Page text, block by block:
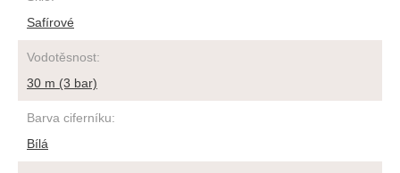
Safírové
Vodotěsnost:
30 m (3 bar)
Barva ciferníku:
Bílá